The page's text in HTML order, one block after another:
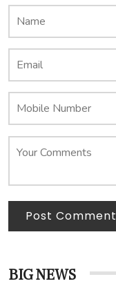
Post Comment
BIG NEWS